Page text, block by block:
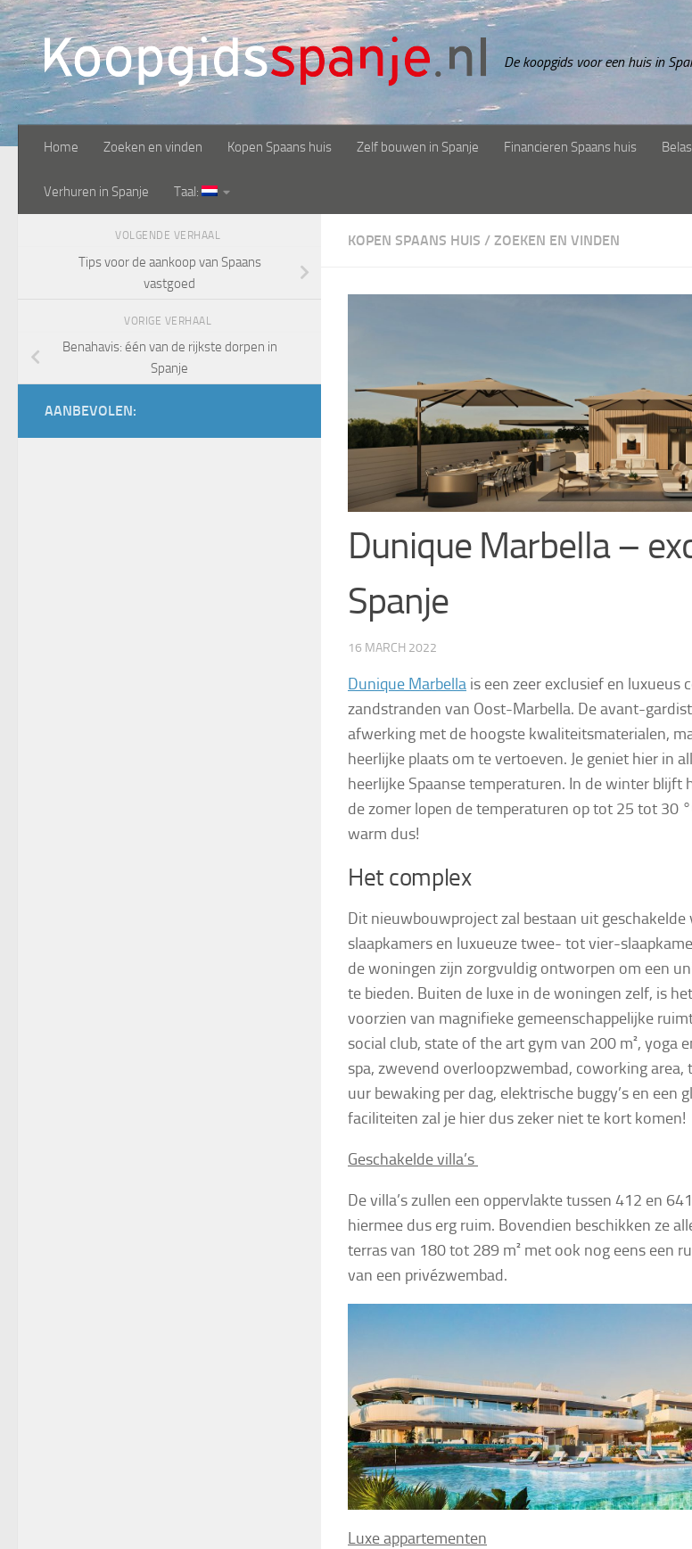
Doorgaan naar inhoud
De koopgids voor een huis in
Home Zoeken en vinden Kopen Spaans huis Zelf bouwen in Spanje Financieren Spaans huis
Verhuren in Spanje Taal:
KOPEN SPAANS HUIS / ZOEKEN EN VINDEN
Dunique Marbella –
Spanje
16 MARCH 2022
Dunique Marbella is een zeer exclusief en luxueus
zandstranden van Oost-Marbella. De avant-
afwerking met de hoogste kwaliteitsmaterialen,
heerlijke plaats om te vertoeven. Je geniet hier in
heerlijke Spaanse temperaturen. In de winter blijft
de zomer lopen de temperaturen op tot 25 tot 30
warm dus!
Het complex
Dit nieuwbouwproject zal bestaan uit geschakelde
slaapkamers en luxueuze twee- tot vier-
de woningen zijn zorgvuldig ontworpen om een
te bieden. Buiten de luxe in de woningen zelf, is
voorzien van magnifieke gemeenschappelijke
social club, state of the art gym van 200 m², yoga
spa, zwevend overloopzwembad, coworking area,
uur bewaking per dag, elektrische buggy’s en een
faciliteiten zal je hier dus zeker niet te kort komen!
Geschakelde villa’s
De villa’s zullen een oppervlakte tussen 412 en
hiermee dus erg ruim. Bovendien beschikken ze
terras van 180 tot 289 m² met ook nog eens een
van een privézwembad.
Luxe appartementen
VOLGENDE VERHAAL
Tips voor de aankoop van Spaans
vastgoed
VORIGE VERHAAL
Benahavis: één van de rijkste dorpen in
Spanje
AANBEVOLEN: